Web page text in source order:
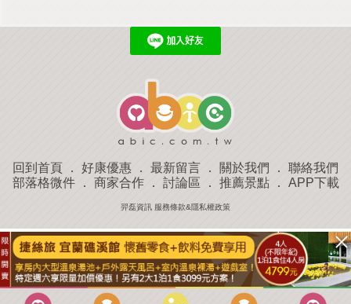
回到首頁 ． 好康優惠 ． 最新留言 ． 關於我們 ． 聯絡我們
部落格微件． 商家合作． 討論區 ． 推薦景點． APP下載
羿磊資訊 服務條款&隱私權政策